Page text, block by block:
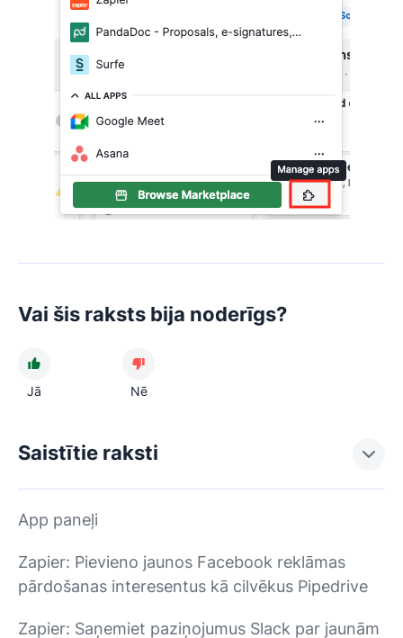
Vai šis raksts bija noderīgs?
Jā Nē
Saistītie raksti
App paneļi
Zapier: Pievieno jaunos Facebook reklāmas
pārdošanas interesentus kā cilvēkus Pipedrive
Zapier: Saņemiet paziņojumus Slack par jaunām